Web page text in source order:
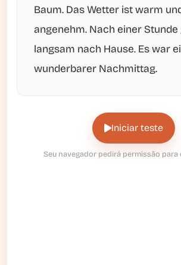
Baum. Das Wetter ist warm
angenehm. Nach einer Stunde
langsam nach Hause. Es war
wunderbarer Nachmittag.
Iniciar teste
Seu navegador pedirá permissão